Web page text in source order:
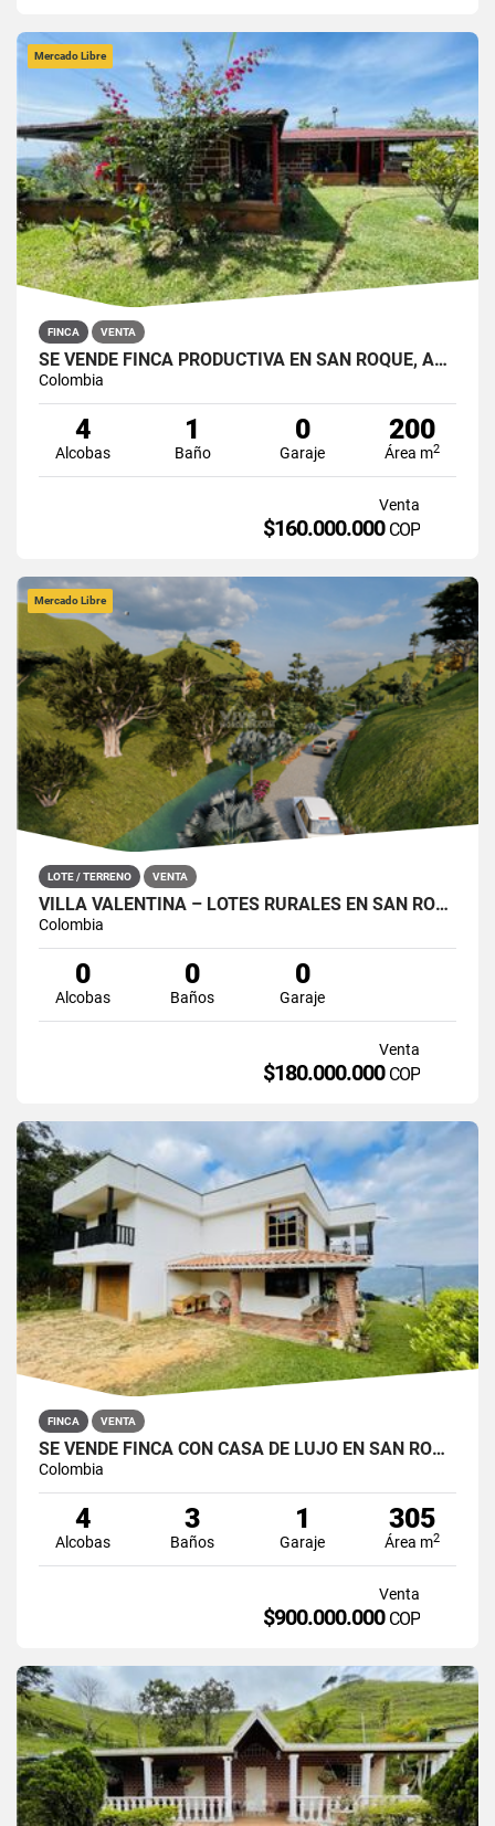
Mercado Libre
FINCA VENTA
SE VENDE FINCA PRODUCTIVA EN SAN ROQUE, ANTIOQUIA.
Colombia
4
Alcobas
1
Baño
0
Garaje
200
Área m2
Venta
$160.000.000 COP
Mercado Libre
LOTE / TERRENO VENTA
VILLA VALENTINA – LOTES RURALES EN SAN ROQUE, ANTIOQUIA
Colombia
0
Alcobas
0
Baños
0
Garaje
Venta
$180.000.000 COP
FINCA VENTA
SE VENDE FINCA CON CASA DE LUJO EN SAN ROQUE, ANTIOQUIA
Colombia
4
Alcobas
3
Baños
1
Garaje
305
Área m2
Venta
$900.000.000 COP